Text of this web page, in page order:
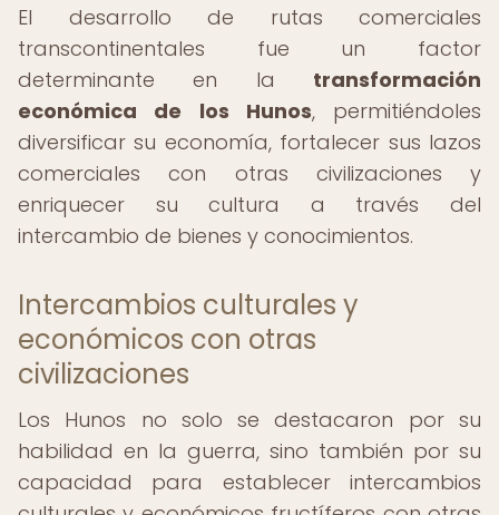
El desarrollo de rutas comerciales
transcontinentales fue un factor
determinante en la transformación
económica de los Hunos, permitiéndoles
diversificar su economía, fortalecer sus lazos
comerciales con otras civilizaciones y
enriquecer su cultura a través del
intercambio de bienes y conocimientos.
Intercambios culturales y
económicos con otras
civilizaciones
Los Hunos no solo se destacaron por su
habilidad en la guerra, sino también por su
capacidad para establecer intercambios